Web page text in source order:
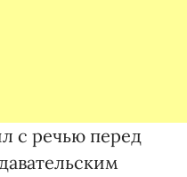
с речью перед